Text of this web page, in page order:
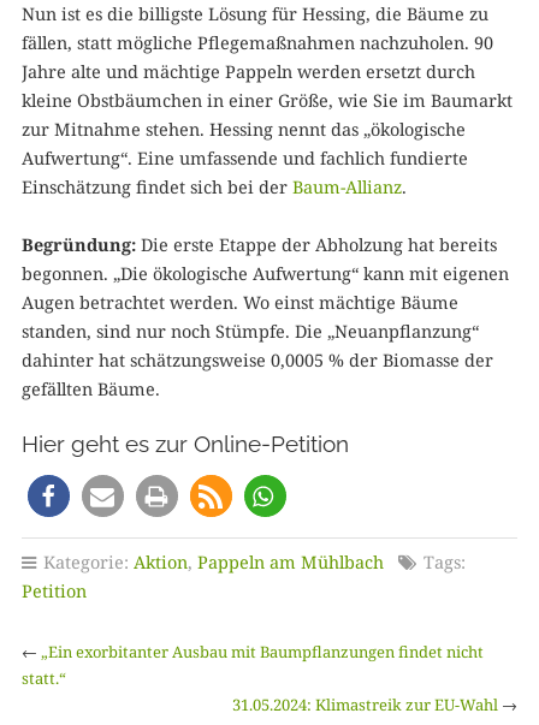
Nun ist es die billigste Lösung für Hessing, die Bäume zu
fällen, statt mögliche Pflegemaßnahmen nachzuholen. 90
Jahre alte und mächtige Pappeln werden ersetzt durch
kleine Obstbäumchen in einer Größe, wie Sie im Baumarkt
zur Mitnahme stehen. Hessing nennt das „ökologische
Aufwertung“. Eine umfassende und fachlich fundierte
Einschätzung findet sich bei der Baum-Allianz.
Begründung: Die erste Etappe der Abholzung hat bereits
begonnen. „Die ökologische Aufwertung“ kann mit eigenen
Augen betrachtet werden. Wo einst mächtige Bäume
standen, sind nur noch Stümpfe. Die „Neuanpflanzung“
dahinter hat schätzungsweise 0,0005 % der Biomasse der
gefällten Bäume.
Hier geht es zur Online-Petition
Kategorie: Aktion, Pappeln am Mühlbach
Tags:
Petition
← „Ein exorbitanter Ausbau mit Baumpflanzungen findet nicht
statt.“
31.05.2024: Klimastreik zur EU-Wahl →